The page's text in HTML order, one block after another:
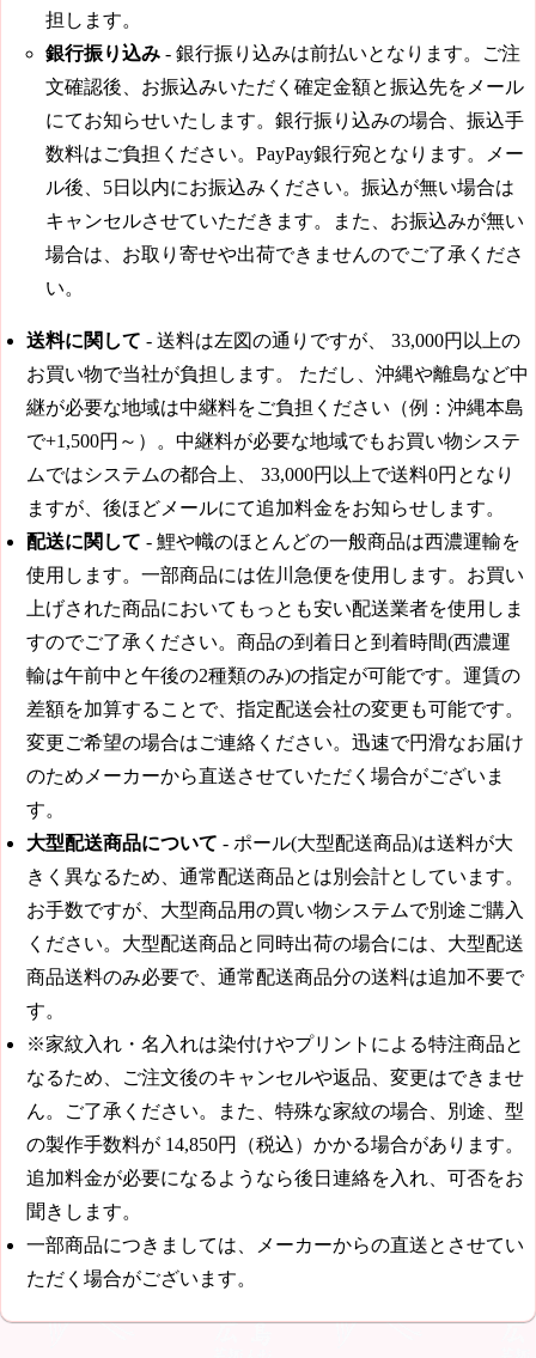
担します。
銀行振り込み - 銀行振り込みは前払いとなります。ご注
文確認後、お振込みいただく確定金額と振込先をメール
にてお知らせいたします。銀行振り込みの場合、振込手
数料はご負担ください。PayPay銀行宛となります。メー
ル後、5日以内にお振込みください。振込が無い場合は
キャンセルさせていただきます。また、お振込みが無い
場合は、お取り寄せや出荷できませんのでご了承くださ
い。
送料に関して - 送料は左図の通りですが、 33,000円 以上の
お買い物で当社が負担します。 ただし、沖縄や離島など中
継が必要な地域は中継料をご負担ください（例：沖縄本島
で+1,500円～）。中継料が必要な地域でもお買い物システ
ムではシステムの都合上、
33,000円 以上で送料0円となり
ますが、後ほどメールにて追加料金をお知らせします。
配送に関して - 鯉や幟のほとんどの一般商品は西濃運輸を
使用します。一部商品には佐川急便を使用します。お買い
上げされた商品においてもっとも安い配送業者を使用しま
すのでご了承ください。商品の到着日と到着時間(西濃運
輸は午前中と午後の2種類のみ)の指定が可能です。運賃の
差額を加算することで、指定配送会社の変更も可能です。
変更ご希望の場合はご連絡ください。迅速で円滑なお届け
のためメーカーから直送させていただく場合がございま
す。
大型配送商品について - ポール(大型配送商品)は送料が大
きく異なるため、通常配送商品とは別会計としています。
お手数ですが、大型商品用の買い物システムで別途ご購入
ください。大型配送商品と同時出荷の場合には、大型配送
商品送料のみ必要で、通常配送商品分の送料は追加不要で
す。
※家紋入れ・名入れは染付けやプリントによる特注商品と
なるため、ご注文後のキャンセルや返品、変更はできませ
ん。ご了承ください。また、特殊な家紋の場合、別途、型
の製作手数料が 14,850円（税込） かかる場合があります。
追加料金が必要になるようなら後日連絡を入れ、可否をお
聞きします。
一部商品につきましては、メーカーからの直送とさせてい
ただく場合がございます。